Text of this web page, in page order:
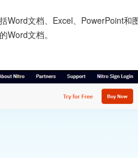
Word文档、Excel、PowerPoint和
文档。